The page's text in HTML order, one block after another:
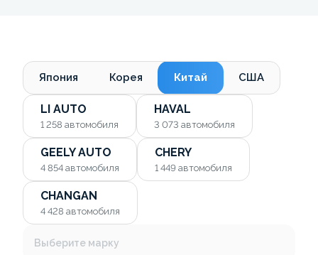
Япония Корея Китай США
LI AUTO
1 258 автомобиля
HAVAL
3 073 автомобиля
GEELY AUTO
4 854 автомобиля
CHERY
1 449 автомобиля
CHANGAN
4 428 автомобиля
Выберите марку